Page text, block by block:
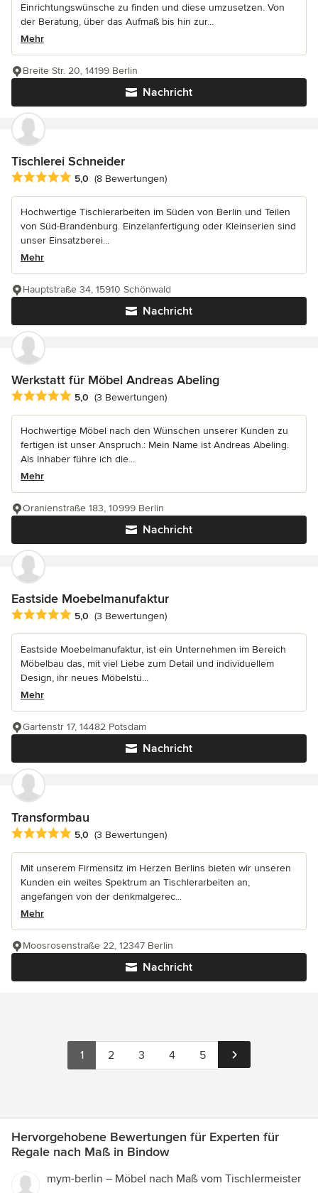
Einrichtungswünsche zu finden und diese umzusetzen. Von
der Beratung, über das Aufmaß bis hin zur...
Mehr
Nachricht
Breite Str. 20, 14199 Berlin
Tischlerei Schneider
Durchschnittliche Bewertung: 5 von 5 Sternen
5,0 (8 Bewertungen)
Hochwertige Tischlerarbeiten im Süden von Berlin und Teilen
von Süd-Brandenburg. Einzelanfertigung oder Kleinserien sind
unser Einsatzberei...
Mehr
Nachricht
Hauptstraße 34, 15910 Schönwald
Werkstatt für Möbel Andreas Abeling
Durchschnittliche Bewertung: 5 von 5 Sternen
5,0 (3 Bewertungen)
Hochwertige Möbel nach den Wünschen unserer Kunden zu
fertigen ist unser Anspruch.: Mein Name ist Andreas Abeling.
Als Inhaber führe ich die...
Mehr
Nachricht
Oranienstraße 183, 10999 Berlin
Eastside Moebelmanufaktur
Durchschnittliche Bewertung: 5 von 5 Sternen
5,0 (3 Bewertungen)
Eastside Moebelmanufaktur, ist ein Unternehmen im Bereich
Möbelbau das, mit viel Liebe zum Detail und individuellem
Design, ihr neues Möbelstü...
Mehr
Nachricht
Gartenstr 17, 14482 Potsdam
Transformbau
Durchschnittliche Bewertung: 5 von 5 Sternen
5,0 (3 Bewertungen)
Mit unserem Firmensitz im Herzen Berlins bieten wir unseren
Kunden ein weites Spektrum an Tischlerarbeiten an,
angefangen von der denkmalgerec...
Mehr
Nachricht
Moosrosenstraße 22, 12347 Berlin
1 2 3 4 5
Hervorgehobene Bewertungen für Experten für
Regale nach Maß in Bindow
mym-berlin – Möbel nach Maß vom Tischlermeister